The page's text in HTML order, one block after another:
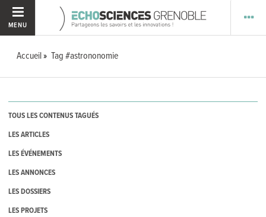
MENU
Accueil Tag #astrononomie
TOUS LES CONTENUS TAGUÉS
LES ARTICLES
LES ÉVÉNEMENTS
LES ANNONCES
LES DOSSIERS
LES PROJETS